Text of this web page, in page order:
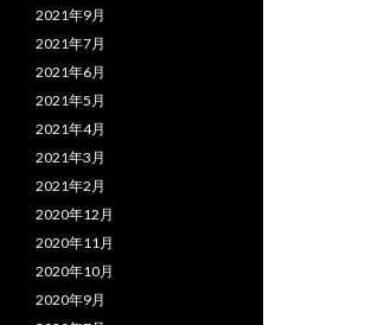
2021年9月
2021年7月
2021年6月
2021年5月
2021年4月
2021年3月
2021年2月
2020年12月
2020年11月
2020年10月
2020年9月